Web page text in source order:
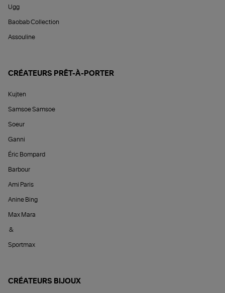
Ugg
Baobab Collection
Assouline
CRÉATEURS PRÊT-À-PORTER
Kujten
Samsoe Samsoe
Soeur
Ganni
Éric Bompard
Barbour
Ami Paris
Anine Bing
Max Mara
&
Sportmax
CRÉATEURS BIJOUX